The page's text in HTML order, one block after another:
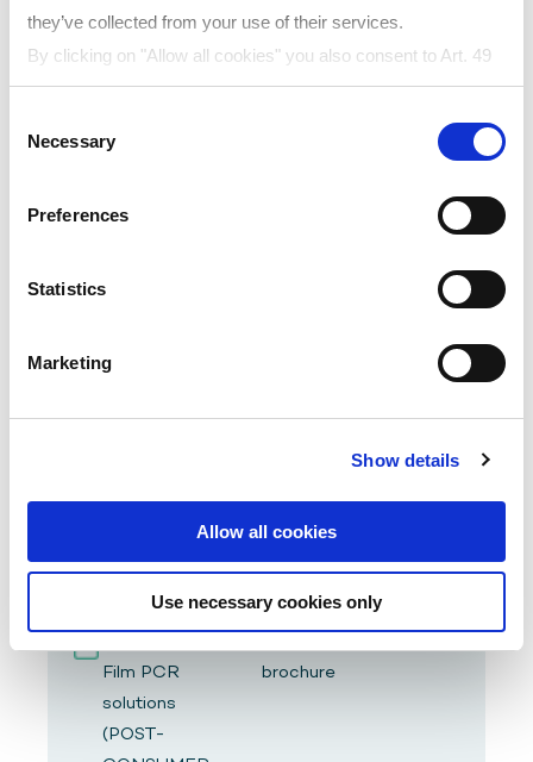
they’ve collected from your use of their services.
By clicking on "Allow all cookies" you also consent to Art. 49
para. 1 sentence 1 lit a GDPR that your data will be
processed in the USA. The United States is judged by the
European Court of Justice to be a country with an inadequate
particular, there is a risk that your data may be processed by
without legal remedies. If you click on "Allow selection" and
above does not take place.
Selection
Necessary
Preferences
Statistics
Marketing
Show details
Allow all cookies
Use necessary cookies only
Title Language
LEXAN™
RECYCLED)
Folder - JAP
Japanese
Film PCR
solutions
(POST-
brochure